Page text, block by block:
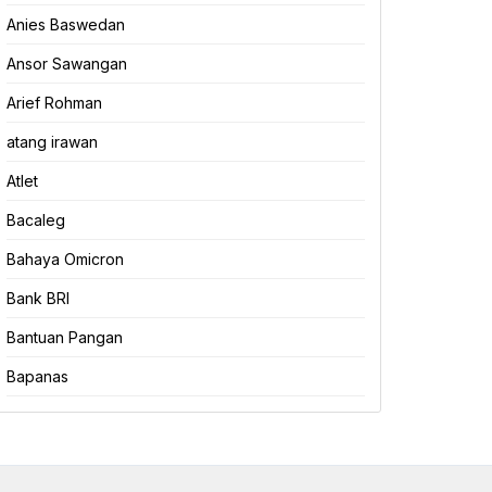
Anies Baswedan
Ansor Sawangan
Arief Rohman
atang irawan
Atlet
Bacaleg
Bahaya Omicron
Bank BRI
Bantuan Pangan
Bapanas